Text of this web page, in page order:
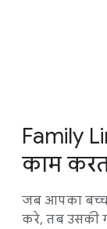
Family
काम
जब आपका
करे, तब उसकी